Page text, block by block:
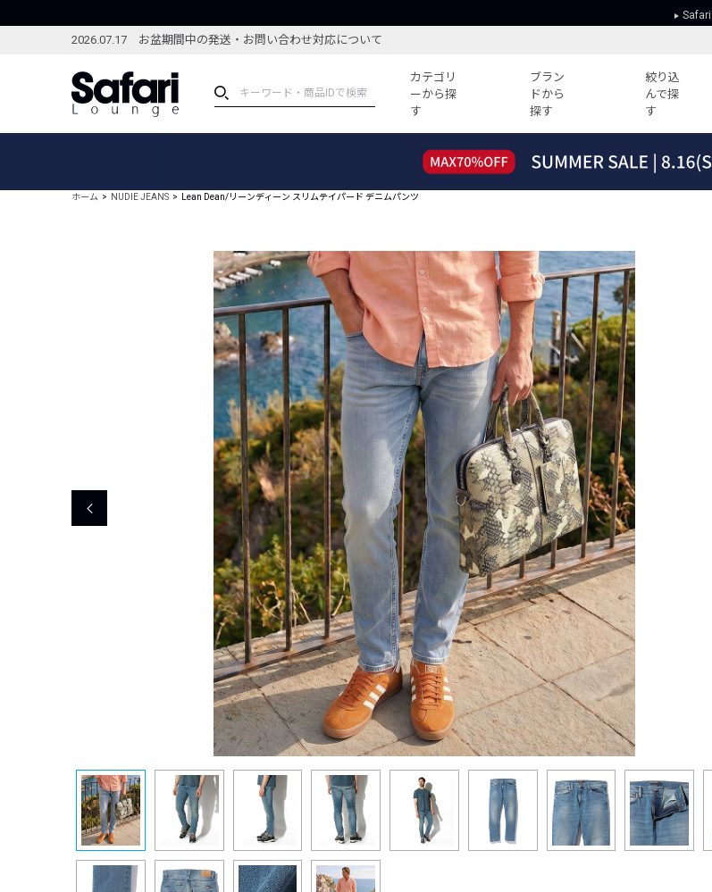
2026.07.17 お盆期間中の発送・お問い合わせ対応について
カテゴリ
ーから探
す
ブラン
ドから
探す
絞り込
んで探
す
ブランドから探す
特集記事
コーディネート
編集部のおすすめコーディネート
すべての記事
HOTなコーデ TOP20
新ブランドご紹介！
人気記事ランキング
バイヤーズ レコメンド
今週の別注アイテム
ウィークリーコーデ
レコメンドアイテム
ピックアップアイテム
フォーカスブランド
セールおすすめアイテム
人気アイテム TOP 15
ホーム NUDIE JEANS Lean Dean/リーンディーン スリムテイパード デニムパンツ